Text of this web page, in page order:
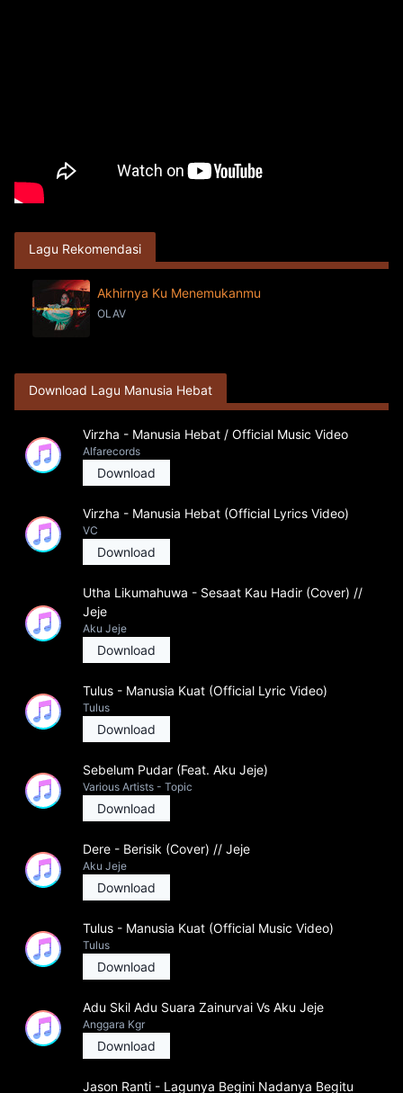
Lagu Rekomendasi
Akhirnya Ku Menemukanmu
OLAV
Download Lagu Manusia Hebat
Virzha - Manusia Hebat / Official Music Video
Alfarecords
Download
Virzha - Manusia Hebat (Official Lyrics Video)
VC
Download
Utha Likumahuwa - Sesaat Kau Hadir (Cover) //
Jeje
Aku Jeje
Download
Tulus - Manusia Kuat (Official Lyric Video)
Tulus
Download
Sebelum Pudar (Feat. Aku Jeje)
Various Artists - Topic
Download
Dere - Berisik (Cover) // Jeje
Aku Jeje
Download
Tulus - Manusia Kuat (Official Music Video)
Tulus
Download
Adu Skil Adu Suara Zainurvai Vs Aku Jeje
Anggara Kgr
Download
Jason Ranti - Lagunya Begini Nadanya Begitu